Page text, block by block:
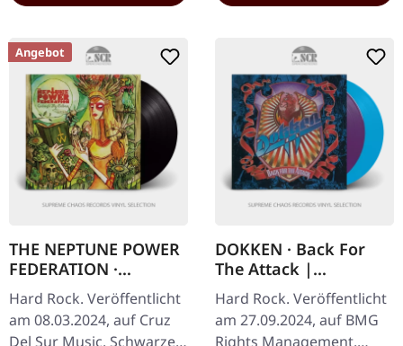
Angebot
THE NEPTUNE POWER
FEDERATION ·
Goodnight My
Children | BLACK LP
Hard Rock. Veröffentlicht
am 08.03.2024, auf Cruz
Del Sur Music. Schwarzes
DOKKEN · Back For
The Attack |
MAGENTA/SKY BLUE
2LP
Hard Rock. Veröffentlicht
am 27.09.2024, auf BMG
Rights Management.